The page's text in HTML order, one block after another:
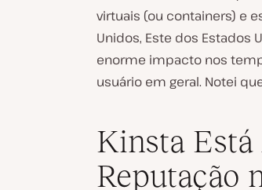
virtuais (ou containers) e
Unidos, Este dos Estados
enorme impacto nos
usuário em geral. Notei
Kinsta Está
Reputação